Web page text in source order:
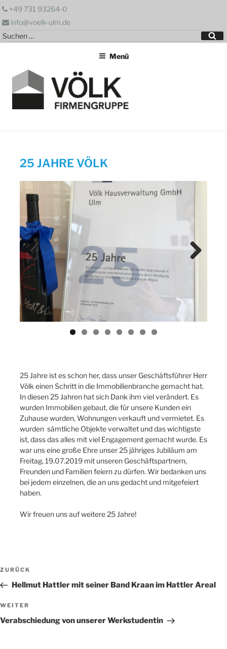
Zum
springen
+49 731 93264-0
info@voelk-ulm.de
Suchen
nach:
Menü
25 JAHRE VÖLK
Previ
ous
25 Jahre ist es schon her, dass unser Geschäftsführer Herr
Völk einen Schritt in die Immobilienbranche gemacht hat.
In diesen 25 Jahren hat sich Dank ihm viel verändert. Es
wurden Immobilien gebaut, die für unsere Kunden ein
Zuhause wurden, Wohnungen verkauft und vermietet. Es
wurden sämtliche Objekte verwaltet und das wichtigste
ist, dass das alles mit viel Engagement gemacht wurde. Es
war uns eine große Ehre unser 25 jähriges Jubiläum am
Freitag, 19.07.2019 mit unseren Geschäftspartnern,
Freunden und Familien feiern zu dürfen. Wir bedanken uns
bei jedem einzelnen, die an uns gedacht und mitgefeiert
haben.
Wir freuen uns auf weitere 25 Jahre!
Beitragsnavigation
Vorheriger
Beitrag
ZURÜCK
Hellmut Hattler mit seiner Band Kraan im Hattler Areal
Nächster
Beitrag
WEITER
Verabschiedung von unserer Werkstudentin